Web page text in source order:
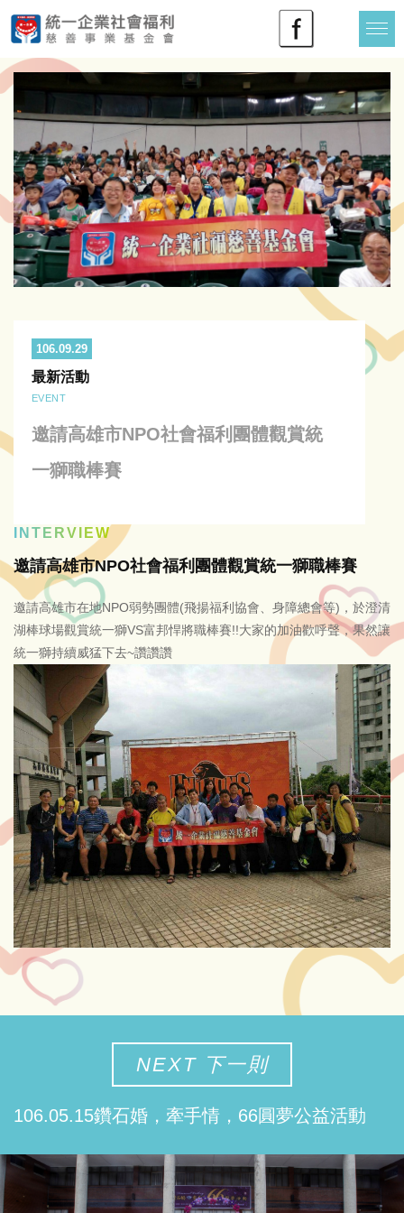
106.09.29
最新活動
EVENT
邀請高雄市NPO社會福利團體觀賞統
一獅職棒賽
INTERVIEW
邀請高雄市NPO社會福利團體觀賞統一獅職棒賽
邀請高雄市在地NPO弱勢團體(飛揚福利協會、身障總會等)，於澄清
湖棒球場觀賞統一獅VS富邦悍將職棒賽!!大家的加油歡呼聲，果然讓
統一獅持續威猛下去~讚讚讚
NEXT 下一則
106.05.15鑽石婚，牽手情，66圓夢公益活動